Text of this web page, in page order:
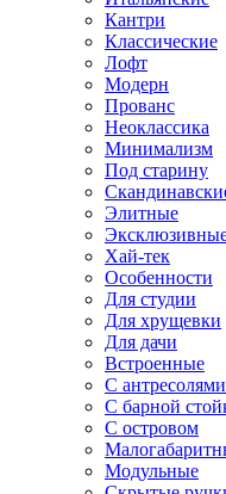
Кантри
Классические
Лофт
Модерн
Прованс
Неоклассика
Минимализм
Под старину
Элитные
Хай-тек
Особенности
Для студии
Для хрущевки
Для дачи
Встроенные
С антресолями
С барной
С островом
Модульные